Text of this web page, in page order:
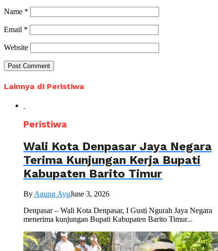
Name *
Email *
Website
Lainnya di Peristiwa
Peristiwa
Wali Kota Denpasar Jaya Negara
Terima Kunjungan Kerja Bupati
Kabupaten Barito Timur
ByAgung AyuJune 3, 2026
Denpasar – Wali Kota Denpasar, I Gusti Ngurah Jaya Negara
menerima kunjungan Bupati Kabupaten Barito Timur...